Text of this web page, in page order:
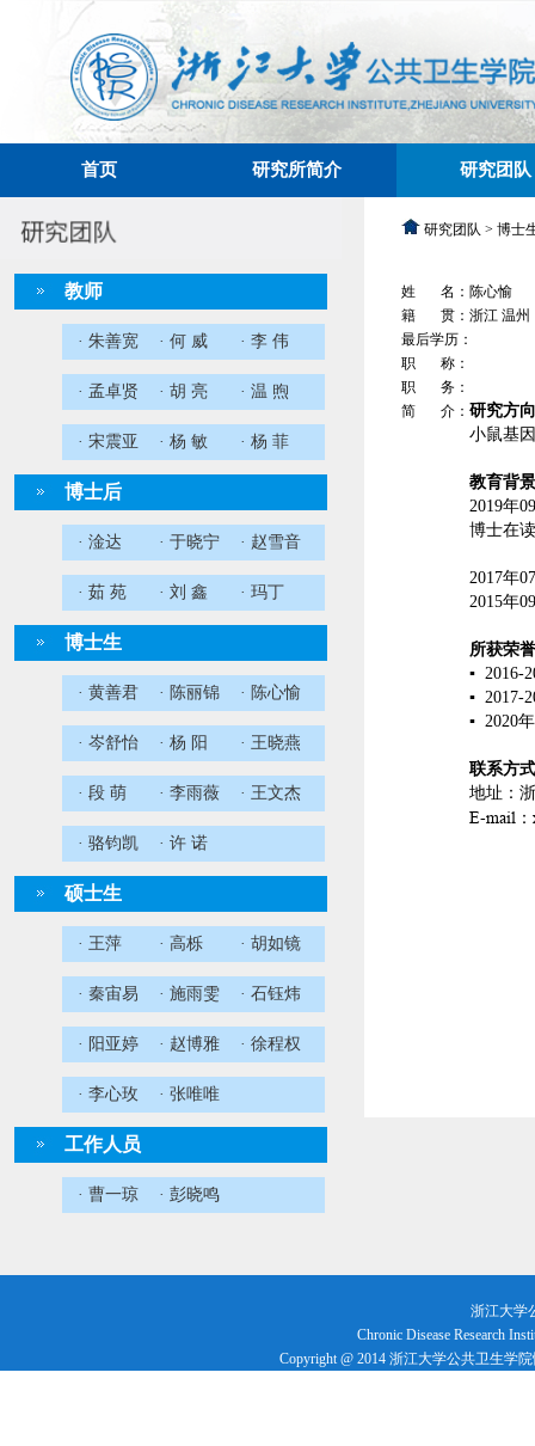
首页 研究所简介 研究团队
教师
· 朱善宽 · 何 威 · 李 伟
· 孟卓贤 · 胡 亮 · 温 煦
· 宋震亚 · 杨 敏 · 杨 菲
博士后
· 淦达 · 于晓宁 · 赵雪音
· 茹 苑 · 刘 鑫 · 玛丁
博士生
· 黄善君 · 陈丽锦 · 陈心愉
· 岑舒怡 · 杨 阳 · 王晓燕
· 段 萌 · 李雨薇 · 王文杰
· 骆钧凯 · 许 诺
硕士生
· 王萍 · 高栎 · 胡如镜
· 秦宙易 · 施雨雯 · 石钰炜
· 阳亚婷 · 赵博雅 · 徐程权
· 李心玫 · 张唯唯
工作人员
· 曹一琼 · 彭晓鸣
研究团队 > 博士
姓 名：陈心愉
籍 贯：浙江 温州
最后学历：
职 称：
职 务：
简 介： 研究方
小鼠基
教育背
2019年
博士在读
2017年
2015年
所获荣
▪ 2016-
▪ 2017-
▪ 2020
联系方
地址：
E-mail：
浙江大学
Chronic Disease Research
Copyright @ 2014 浙江大学公共卫生学